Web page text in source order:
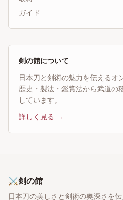
ガイド
剣の館について
日本刀と剣術の魅力を伝えるオ
歴史・製法・鑑賞法から武道の
しています。
詳しく見る →
⚔剣の館
日本刀の美しさと剣術の奥深さを